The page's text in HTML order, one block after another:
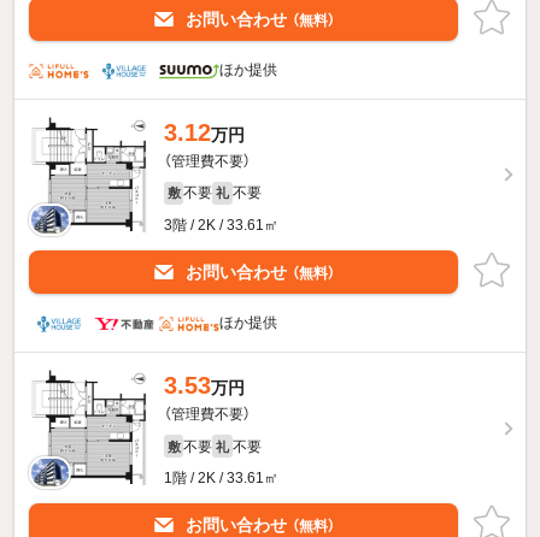
お問い合わせ （無料）
ほか提供
3.12万円
（管理費不要）
敷 不要 礼 不要
3階 / 2K / 33.61㎡
お問い合わせ （無料）
ほか提供
3.53万円
（管理費不要）
敷 不要 礼 不要
1階 / 2K / 33.61㎡
お問い合わせ （無料）